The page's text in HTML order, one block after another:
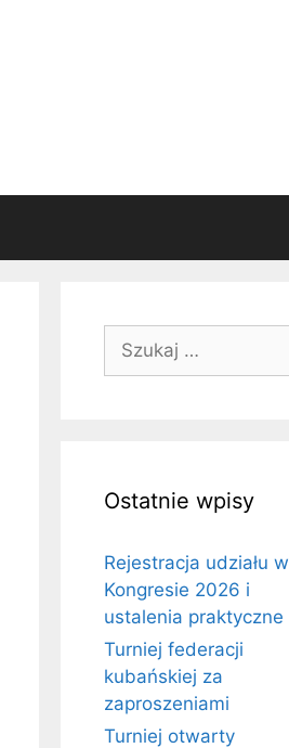
Ostatnie wpisy
Rejestracja udziału w
Kongresie 2026 i
ustalenia praktyczne
Turniej federacji
kubańskiej za
zaproszeniami
Turniej otwarty